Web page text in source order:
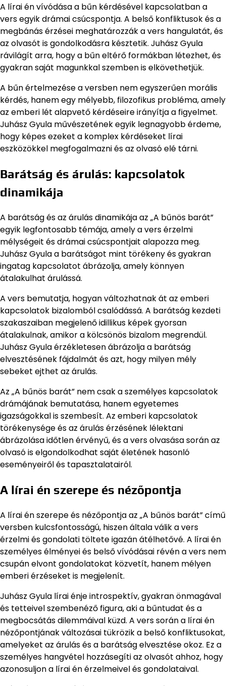
A lírai én vívódása a bűn kérdésével kapcsolatban a
vers egyik drámai csúcspontja. A belső konfliktusok és a
megbánás érzései meghatározzák a vers hangulatát, és
az olvasót is gondolkodásra késztetik. Juhász Gyula
rávilágít arra, hogy a bűn eltérő formákban létezhet, és
gyakran saját magunkkal szemben is elkövethetjük.
A bűn értelmezése a versben nem egyszerűen morális
kérdés, hanem egy mélyebb, filozofikus probléma, amely
az emberi lét alapvető kérdéseire irányítja a figyelmet.
Juhász Gyula művészetének egyik legnagyobb érdeme,
hogy képes ezeket a komplex kérdéseket lírai
eszközökkel megfogalmazni és az olvasó elé tárni.
Barátság és árulás: kapcsolatok
dinamikája
A barátság és az árulás dinamikája az „A bűnös barát”
egyik legfontosabb témája, amely a vers érzelmi
mélységeit és drámai csúcspontjait alapozza meg.
Juhász Gyula a barátságot mint törékeny és gyakran
ingatag kapcsolatot ábrázolja, amely könnyen
átalakulhat árulássá.
A vers bemutatja, hogyan változhatnak át az emberi
kapcsolatok bizalomból csalódássá. A barátság kezdeti
szakaszaiban megjelenő idillikus képek gyorsan
átalakulnak, amikor a kölcsönös bizalom megrendül.
Juhász Gyula érzékletesen ábrázolja a barátság
elvesztésének fájdalmát és azt, hogy milyen mély
sebeket ejthet az árulás.
Az „A bűnös barát” nem csak a személyes kapcsolatok
drámájának bemutatása, hanem egyetemes
igazságokkal is szembesít. Az emberi kapcsolatok
törékenysége és az árulás érzésének lélektani
ábrázolása időtlen érvényű, és a vers olvasása során az
olvasó is elgondolkodhat saját életének hasonló
eseményeiről és tapasztalatairól.
A lírai én szerepe és nézőpontja
A lírai én szerepe és nézőpontja az „A bűnös barát” című
versben kulcsfontosságú, hiszen általa válik a vers
érzelmi és gondolati töltete igazán átélhetővé. A lírai én
személyes élményei és belső vívódásai révén a vers nem
csupán elvont gondolatokat közvetít, hanem mélyen
emberi érzéseket is megjelenít.
Juhász Gyula lírai énje introspektív, gyakran önmagával
és tetteivel szembenéző figura, aki a bűntudat és a
megbocsátás dilemmáival küzd. A vers során a lírai én
nézőpontjának változásai tükrözik a belső konfliktusokat,
amelyeket az árulás és a barátság elvesztése okoz. Ez a
személyes hangvétel hozzásegíti az olvasót ahhoz, hogy
azonosuljon a lírai én érzelmeivel és gondolataival.